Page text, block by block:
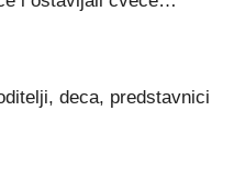
deca, predstavnici